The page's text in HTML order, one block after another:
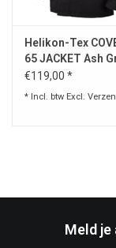
Helikon-Tex
65 JACKET Ash
€119,00 *
* Incl. btw Excl.
Meld je